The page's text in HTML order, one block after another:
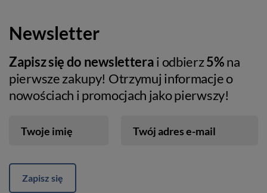
Newsletter
Zapisz się do newsletterai odbierz5%na
pierwsze zakupy! Otrzymuj informacje o
nowościach i promocjach jako pierwszy!
Twoje imię Twój adres e-mail
Zapisz się